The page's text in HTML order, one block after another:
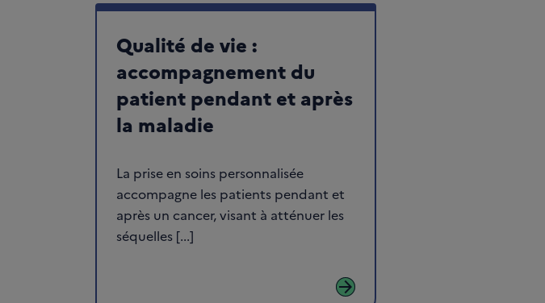
Qualité de vie :
accompagnement du
patient pendant et après
la maladie
La prise en soins personnalisée
accompagne les patients pendant et
après un cancer, visant à atténuer les
séquelles [...]
arrow_forward